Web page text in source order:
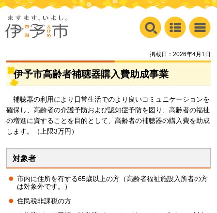
掲載日：2026年4月1日
伊予市高齢者補聴器購入費助成事業
補聴器の利用により日常生活でのより良いコミュニケーションを
確保し、高齢者の介護予防および認知症予防を図り、高齢者の福祉
の増進に資することを目的として、高齢者の補聴器の購入費を助成
します。（上限3万円）
対象者
市内に住所を有する65歳以上の方（高齢者福祉施設入所者の方
は対象外です。）
住民税非課税の方